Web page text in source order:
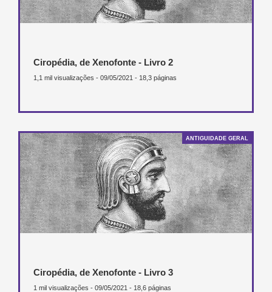
Ciropédia, de Xenofonte - Livro 2
1,1 mil visualizações - 09/05/2021 - 18,3 páginas
ANTIGUIDADE GERAL
Ciropédia, de Xenofonte - Livro 3
1 mil visualizações - 09/05/2021 - 18,6 páginas